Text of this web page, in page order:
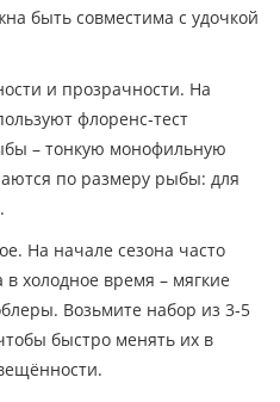
быть совместима с удочкой
и прозрачности. На
флоренс‑тест
– тонкую монофильную
по размеру рыбы: для
На начале сезона часто
холодное время – мягкие
Возьмите набор из 3‑5
быстро менять их в